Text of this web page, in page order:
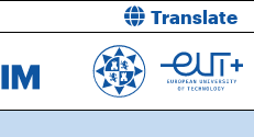
Translate